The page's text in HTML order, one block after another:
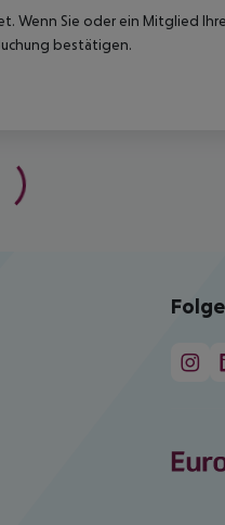
Wenn Sie oder ein Mitglied
bestätigen.